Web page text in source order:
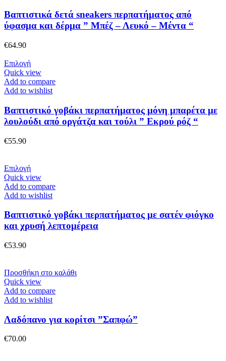
παραλλαγές.
επιλογές
στη
σελίδα
του
προϊόντος
Βαπτιστικά δετά sneakers περπατήματος από
ύφασμα και δέρμα ” Μπέζ – Λευκό – Μέντα “
€64.90
ΕπιλογήΑυτό
το
προϊόν
έχει
παραλλαγές.
Οι
επιλογές
σελίδα
του
προϊόντος
Quick view
Add to compare
Add to wishlist
Βαπτιστικό γοβάκι περπατήματος μόνη μπαρέτα με
λουλούδι από οργάτζα και τούλι ” Εκρού ρόζ “
€55.90
ΕπιλογήΑυτό
το
προϊόν
έχει
παραλλαγές.
επιλογές
σελίδα
του
προϊόντος
Quick view
Add to compare
Add to wishlist
Βαπτιστικό γοβάκι περπατήματος με σατέν φιόγκο
και χρυσή λεπτομέρεια
€53.90
Προσθήκη στο καλάθι
Quick view
Add to compare
Add to wishlist
Λαδόπανο για κορίτσι ”Σαπφώ”
€70.00